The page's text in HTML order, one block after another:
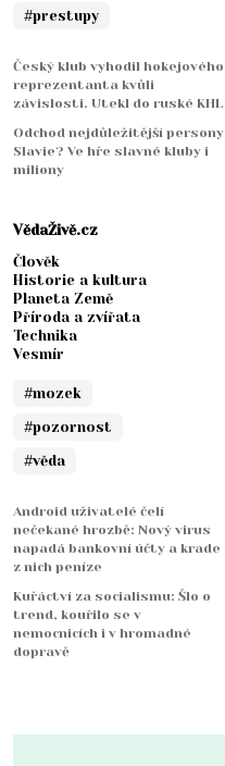
#prestupy
Český klub vyhodil hokejového
reprezentanta kvůli
závislosti. Utekl do ruské KHL
Odchod nejdůležitější persony
Slavie? Ve hře slavné kluby i
miliony
VědaŽivě.cz
Člověk
Historie a kultura
Planeta Země
Příroda a zvířata
Technika
Vesmír
#mozek
#pozornost
#věda
Android uživatelé čelí
nečekané hrozbě: Nový virus
napadá bankovní účty a krade
z nich peníze
Kuřáctví za socialismu: Šlo o
trend, kouřilo se v
nemocnicích i v hromadné
dopravě